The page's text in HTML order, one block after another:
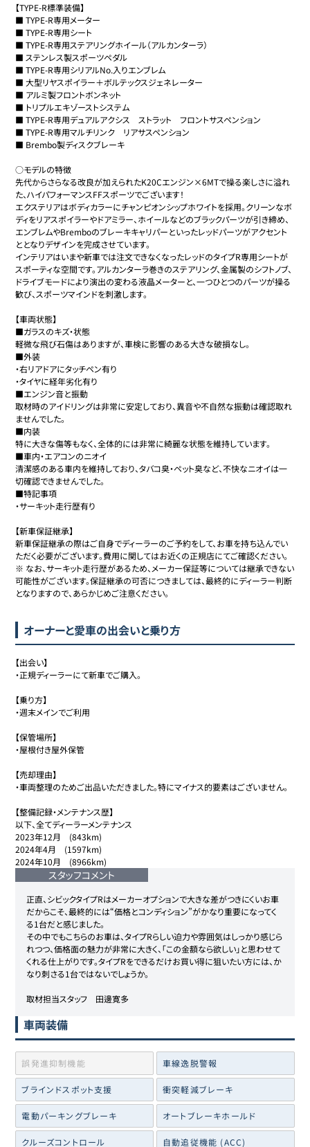
【TYPE-R標準装備】
■ TYPE-R専用メーター
■ TYPE-R専用シート
■ TYPE-R専用ステアリングホイール（アルカンターラ）
■ ステンレス製スポーツペダル
■ TYPE-R専用シリアルNo.入りエンブレム
■ 大型リヤスポイラー＋ボルテックスジェネレーター
■ アルミ製フロントボンネット
■ トリプルエキゾーストシステム
■ TYPE-R専用デュアルアクシス　ストラット　フロントサスペンション
■ TYPE-R専用マルチリンク　リアサスペンション
■ Brembo製ディスクブレーキ
○モデルの特徴
先代からさらなる改良が加えられたK20Cエンジン×6MTで操る楽しさに溢れ
た、ハイパフォーマンスFFスポーツでございます！
エクステリアはボディカラーにチャンピオンシップホワイトを採用。クリーンなボ
ディをリアスポイラーやドアミラー、ホイールなどのブラックパーツが引き締め、
エンブレムやBremboのブレーキキャリパーといったレッドパーツがアクセント
ととなりデザインを完成させています。
インテリアはいまや新車では注文できなくなったレッドのタイプR専用シートが
スポーティな空間です。アルカンターラ巻きのステアリング、金属製のシフトノブ、
ドライブモードにより演出の変わる液晶メーターと、一つひとつのパーツが操る
歓び、スポーツマインドを刺激します。
【車両状態】
■ガラスのキズ・状態
軽微な飛び石傷はありますが、車検に影響のある大きな破損なし。
■外装
・右リアドアにタッチペン有り
・タイヤに経年劣化有り
■エンジン音と振動
取材時のアイドリングは非常に安定しており、異音や不自然な振動は確認取れ
ませんでした。
■内装
特に大きな傷等もなく、全体的には非常に綺麗な状態を維持しています。
■車内・エアコンのニオイ
清潔感のある車内を維持しており、タバコ臭・ペット臭など、不快なニオイは一
切確認できませんでした。
■特記事項
・サーキット走行歴有り
【新車保証継承】
新車保証継承の際はご自身でディーラーのご予約をして、お車を持ち込んでい
ただく必要がございます。費用に関してはお近くの正規店にてご確認ください。
※ なお、サーキット走行歴があるため、メーカー保証等については継承できない
可能性がございます。保証継承の可否につきましては、最終的にディーラー判断
オーナーと愛車の出会いと乗り方
【出会い】
・正規ディーラーにて新車でご購入。
【乗り方】
・週末メインでご利用
【保管場所】
・屋根付き屋外保管
【売却理由】
・車両整理のためご出品いただきました。特にマイナス的要素はございません。
【整備記録・メンテナンス歴】
以下、全てディーラーメンテナンス
2023年12月　(843km)
2024年4月　(1597km)
2024年10月　(8966km)
スタッフコメント
正直、シビックタイプRはメーカーオプションで大きな差がつきにくいお車
だからこそ、最終的には“価格とコンディション”がかなり重要になってく
る1台だと感じました。
その中でもこちらのお車は、タイプRらしい迫力や雰囲気はしっかり感じら
れつつ、価格面の魅力が非常に大きく、「この金額なら欲しい」と思わせて
くれる仕上がりです。タイプRをできるだけお買い得に狙いたい方には、か
なり刺さる1台ではないでしょうか。
取材担当スタッフ　田邊寛多
車両装備
誤発進抑制機能 車線逸脱警報
ブラインドスポット支援 衝突軽減ブレーキ
電動パーキングブレーキ オートブレーキホールド
クルーズコントロール 自動追従機能 (ACC)